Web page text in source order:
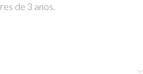
de 3 anos.